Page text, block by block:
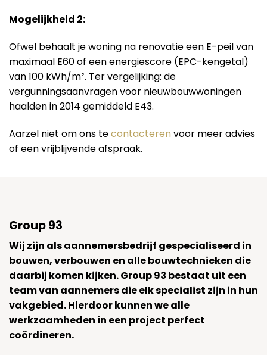
Mogelijkheid 2:
Ofwel behaalt je woning na renovatie een E-peil van
maximaal E60 of een energiescore (EPC-kengetal)
van 100 kWh/m². Ter vergelijking: de
vergunningsaanvragen voor nieuwbouwwoningen
haalden in 2014 gemiddeld E43.
Aarzel niet om ons tecontacteren voor meer advies
of een vrijblijvende afspraak.
Group 93
Wij zijn als aannemersbedrijf gespecialiseerd in
bouwen, verbouwen en alle bouwtechnieken die
daarbij komen kijken. Group 93 bestaat uit een
team van aannemers die elk specialist zijn in hun
vakgebied. Hierdoor kunnen we alle
werkzaamheden in een project perfect
coördineren.